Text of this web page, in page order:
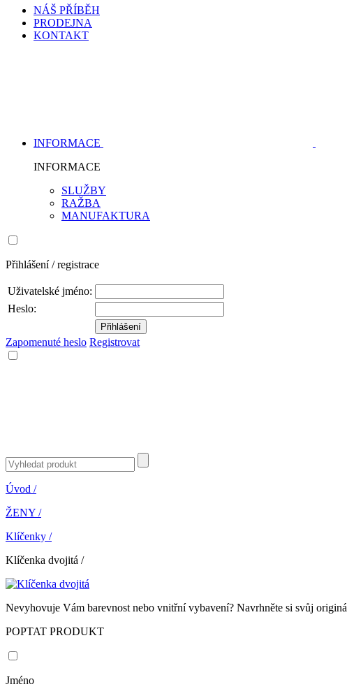
NÁŠ PŘÍBĚH
PRODEJNA
KONTAKT
INFORMACE
INFORMACE
SLUŽBY
RAŽBA
MANUFAKTURA
Přihlášení / registrace
Uživatelské jméno:
Heslo:
Zapomenuté heslo Registrovat
Úvod /
ŽENY /
Klíčenky /
Klíčenka dvojitá /
Nevyhovuje Vám barevnost nebo vnitřní vybavení? Navrhněte si svůj
POPTAT PRODUKT
Jméno